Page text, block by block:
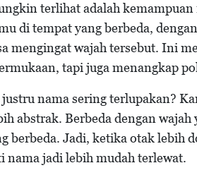
terlihat adalah
di tempat yang berbeda,
mengingat wajah tersebut. Ini
tapi juga menangkap
nama sering terlupakan?
abstrak. Berbeda dengan
berbeda. Jadi, ketika otak lebih
nama jadi lebih mudah terlewat.